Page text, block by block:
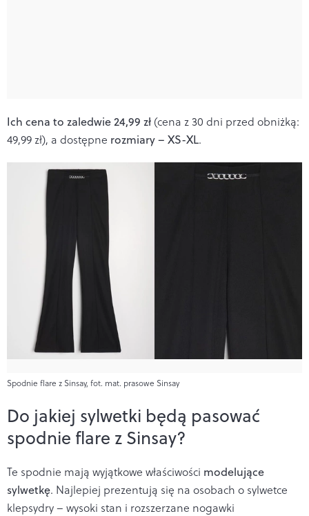
Ich cena to zaledwie 24,99 zł (cena z 30 dni przed obniżką:
49,99 zł), a dostępne rozmiary – XS-XL.
Spodnie flare z Sinsay, fot. mat. prasowe Sinsay
Do jakiej sylwetki będą pasować
spodnie flare z Sinsay?
Te spodnie mają wyjątkowe właściwości modelujące
sylwetkę. Najlepiej prezentują się na osobach o sylwetce
klepsydry – wysoki stan i rozszerzane nogawki